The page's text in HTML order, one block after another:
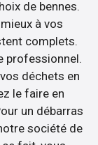
de bennes.
à vos
complets.
professionnel.
déchets en
le faire en
un débarras
société de